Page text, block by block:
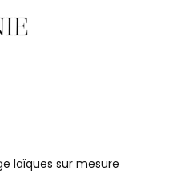
laïques sur mesure